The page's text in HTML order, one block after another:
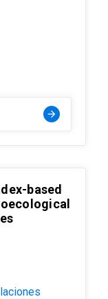
arrow_forward
based